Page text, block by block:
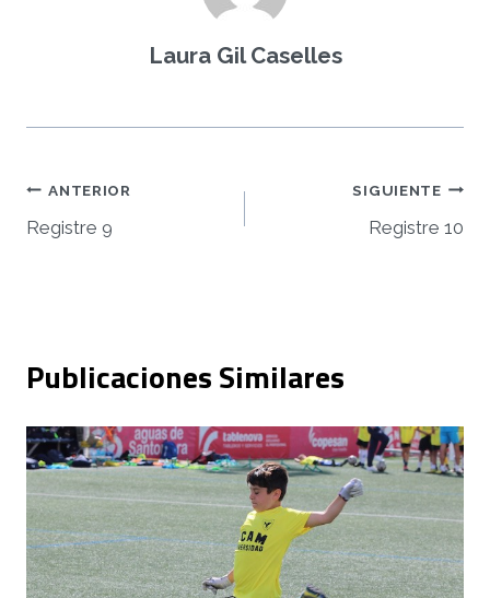
Laura Gil Caselles
Navegación
de
ANTERIOR
Registre 9
SIGUIENTE
Registre 10
Publicaciones Similares